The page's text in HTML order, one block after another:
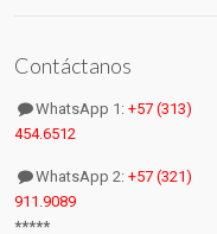
Contáctanos
WhatsApp 1:+57 (313)
454.6512
WhatsApp 2:+57 (321)
911.9089
*****